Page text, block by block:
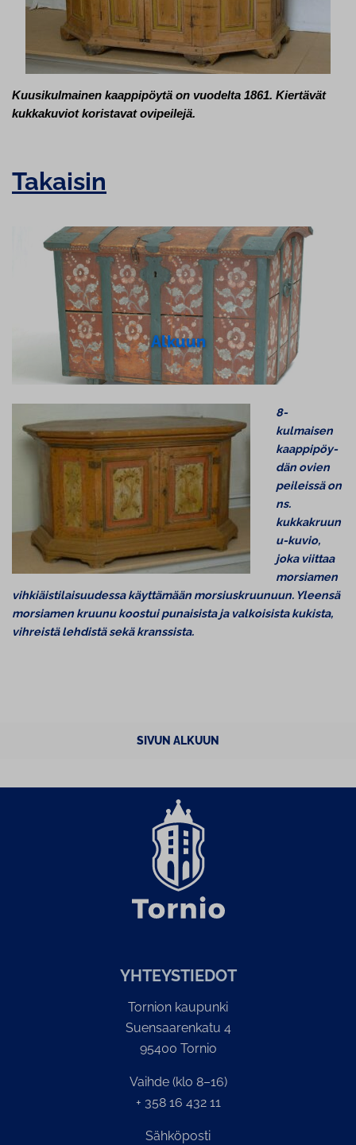
Kuusi­kul­mai­nen kaappipöytä on vuodelta 1861. Kiertävät
kukkakuviot koristavat ovipeilejä.
Takaisin
Alkuun
8-
kulmaisen
kaap­pi­pöy­
dän ovien
peileissä on
ns.
kukkakruun
u-kuvio,
joka viittaa
morsiamen
vih­kiäis­ti­lai­suu­des­sa käyttämään mor­siusk­ruu­nuun. Yleensä
morsiamen kruunu koostui punaisista ja valkoisista kukista,
vihreistä lehdistä sekä kranssista.
SIVUN ALKUUN
YH­TEYS­TIE­DOT
Tornion kaupunki
Suensaarenkatu 4
95400 Tornio
Vaihde (klo 8–16)
+ 358 16 432 11
Sähköposti